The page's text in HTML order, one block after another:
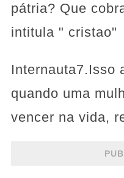
pátria? Que
intitula " cristao"
Internauta7.Isso
quando uma
vencer na vida,